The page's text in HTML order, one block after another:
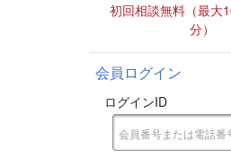
初回相談無料（最大
分）
会員ログイン
ログインID